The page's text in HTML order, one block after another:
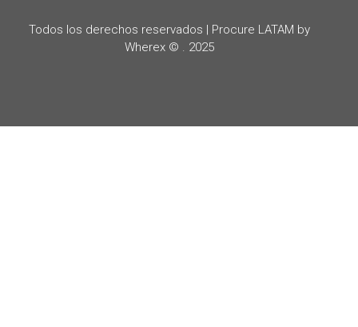
Todos los derechos reservados | Procure LATAM by
Wherex © . 2025